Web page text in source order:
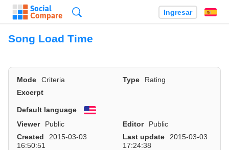
Ingresar
Song Load Time
Mode Criteria Type
Rating
Excerpt
Default language
English
Viewer
Public Editor
Public
Created
2015-03-03
16:50:51
Last update
2015-03-03
17:24:38